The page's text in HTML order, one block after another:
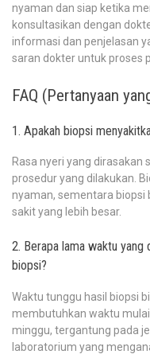
nyaman dan siap ketika
konsultasikan dengan
informasi dan penjelasan
saran dokter untuk proses
FAQ (Pertanyaan
1. Apakah biopsi
Rasa nyeri yang dirasakan
prosedur yang dilakukan.
nyaman, sementara biopsi
sakit yang lebih besar.
2. Berapa lama waktu yang
biopsi?
Waktu tunggu hasil biopsi
membutuhkan waktu
minggu, tergantung pada
laboratorium yang